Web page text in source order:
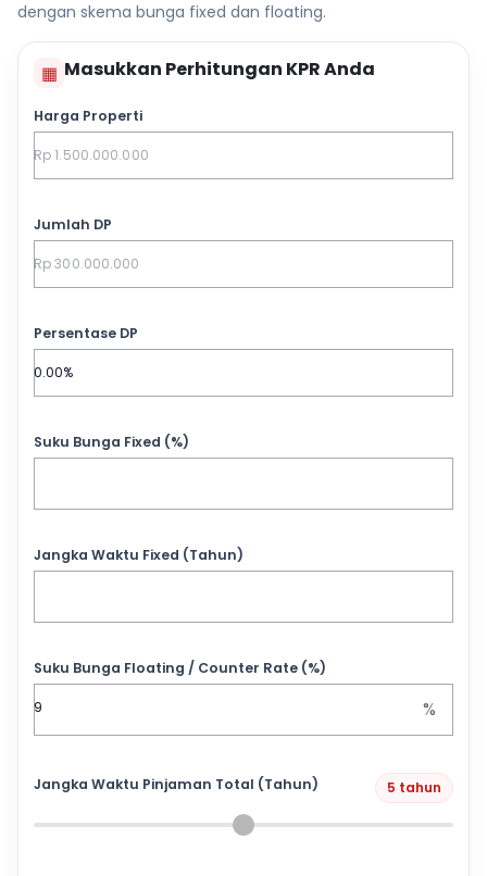
dengan skema bunga fixed dan floating.
▦ Masukkan Perhitungan KPR Anda
Harga Properti
Jumlah DP
Persentase DP
Suku Bunga Fixed (%)
Jangka Waktu Fixed (Tahun)
Suku Bunga Floating / Counter Rate (%)
%
Jangka Waktu Pinjaman Total (Tahun) 5 tahun